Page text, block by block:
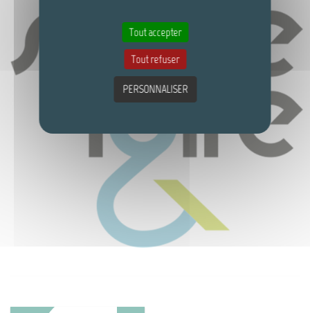
Tout accepter
Tout refuser
PERSONNALISER